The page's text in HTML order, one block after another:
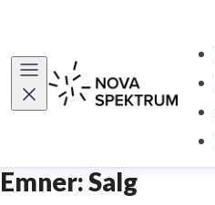
Emner: Salg